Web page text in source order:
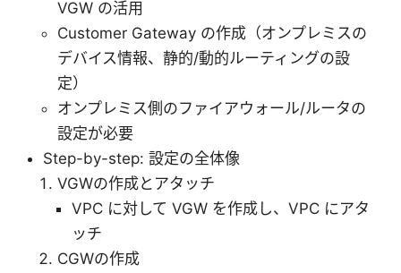
VGW の活用
Customer Gateway の作成（オンプレミスの
デバイス情報、静的/動的ルーティングの設
定）
オンプレミス側のファイアウォール/ルータの
設定が必要
Step-by-step: 設定の全体像
VGWの作成とアタッチ
VPC に対して VGW を作成し、VPC にアタ
ッチ
CGWの作成